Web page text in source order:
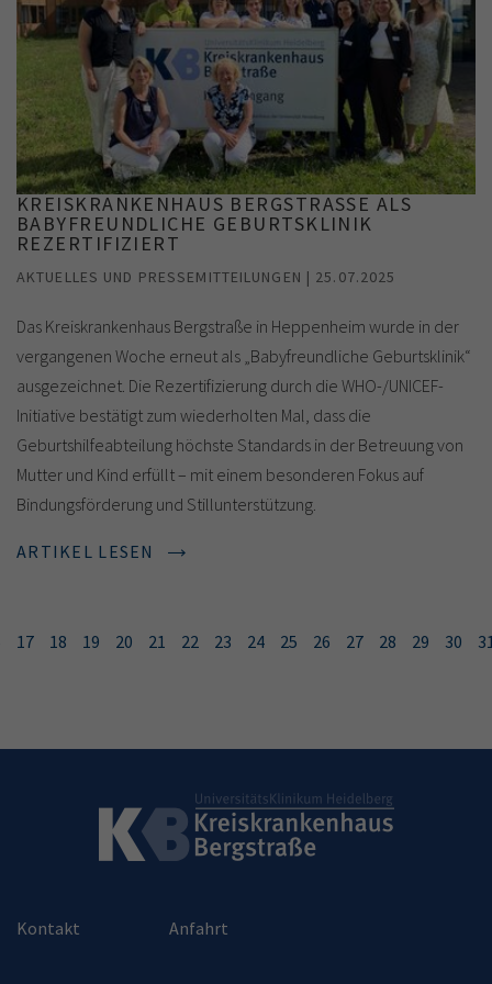
KREISKRANKENHAUS BERGSTRASSE ALS B
ABYFREUNDLICHE GEBURTSKLINIK R
EZERTIFIZIERT
AKTUELLES UND PRESSEMITTEILUNGEN | 25.07.2025
Das Kreiskrankenhaus Bergstraße in Heppenheim wurde in der
vergangenen Woche erneut als „Babyfreundliche Geburtsklinik“
ausgezeichnet. Die Rezertifizierung durch die WHO-/UNICEF-
Initiative bestätigt zum wiederholten Mal, dass die
Geburtshilfeabteilung höchste Standards in der Betreuung von
Mutter und Kind erfüllt – mit einem besonderen Fokus auf
Bindungsförderung und Stillunterstützung.
ARTIKEL LESEN
17 18 19 20 21 22 23 24 25 26 27 28 29 30
Kontakt Anfahrt